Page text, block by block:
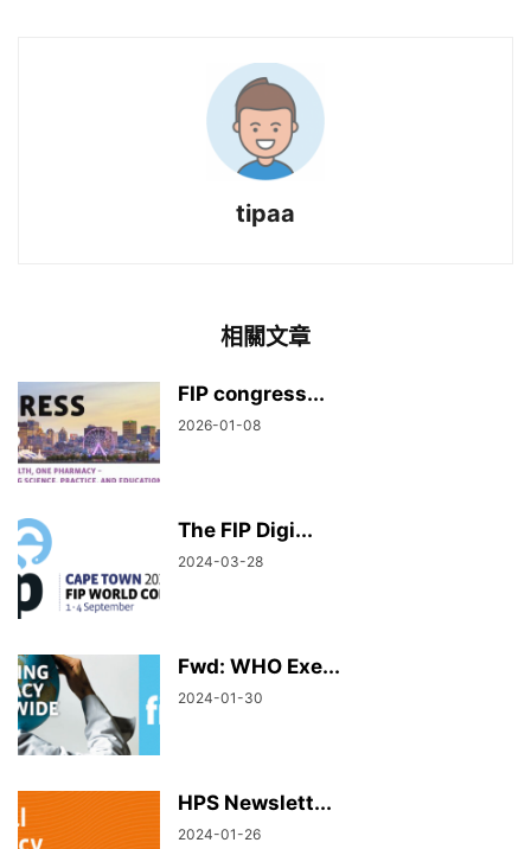
tipaa
相關文章
FIP congress...
2026-01-08
The FIP Digi...
2024-03-28
Fwd: WHO Exe...
2024-01-30
HPS Newslett...
2024-01-26